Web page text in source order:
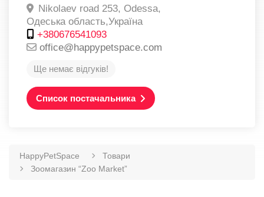
Nikolaev road 253, Odessa,
Одеська область,Україна
+380676541093
office@happypetspace.com
Ще немає відгуків!
Список постачальника
HappyPetSpace
Товари
Зоомагазин “Zoo Market”